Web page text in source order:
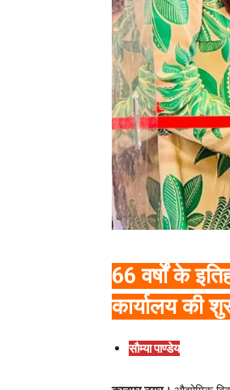
66 वर्षों के
कार्यालय की
सौम्या पाण्डेय